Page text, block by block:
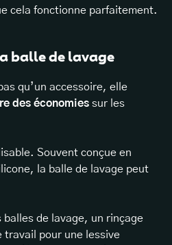
cela fonctionne parfaitement.
balle de lavage
qu’un accessoire, elle
des économies sur les
Souvent conçue en
la balle de lavage peut
balles de lavage, un rinçage
travail pour une lessive